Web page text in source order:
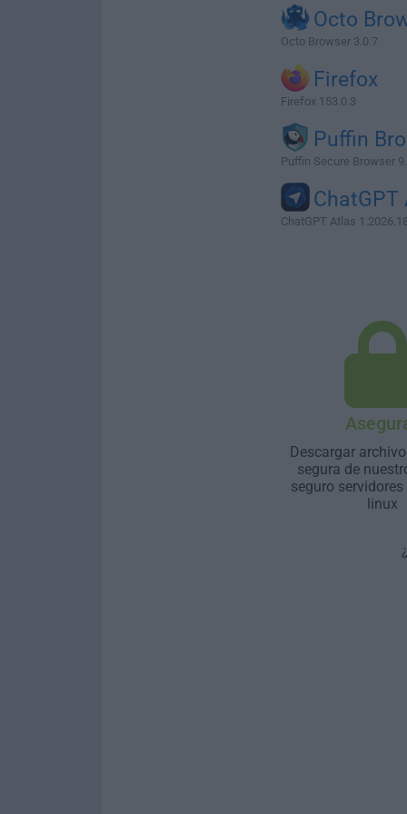
Octo
Octo Browser 3.0.7
Firefox
Firefox 153.0.3
Puffin
Puffin Secure Browser
ChatGPT
ChatGPT Atlas
Descargar
segura de
seguro
linux